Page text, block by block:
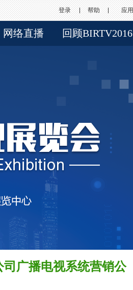
帮助 应用
登录
网络直播 回顾BIRTV2016
司广播电视系统营销公